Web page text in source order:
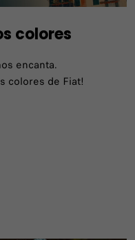
colores
encanta.
colores de Fiat!